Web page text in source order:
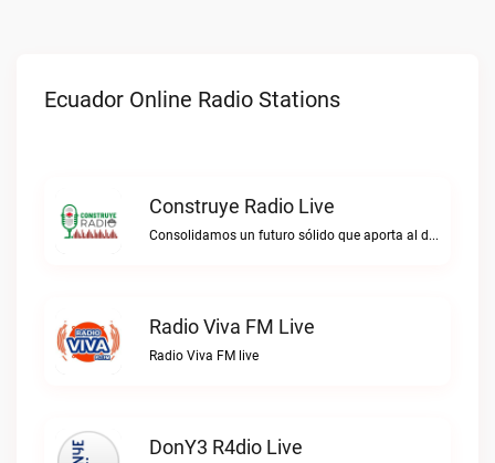
Ecuador Online Radio Stations
Construye Radio Live
Consolidamos un futuro sólido que aporta al desarrollo.Construye Radio live
Radio Viva FM Live
Radio Viva FM live
DonY3 R4dio Live